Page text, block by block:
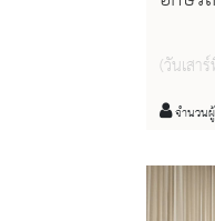
เข้าเ
(วันเส
จำนวน